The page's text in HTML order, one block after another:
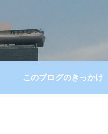
このブログのきっかけ